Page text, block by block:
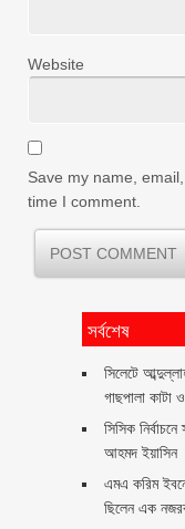
Website
Save my name,
time I comment.
সর্বশেষ
সিলেটে
গাছপালা
সিসিক
আহমদ ইয়াসিন
এমএ করিম
ছিলেন এক